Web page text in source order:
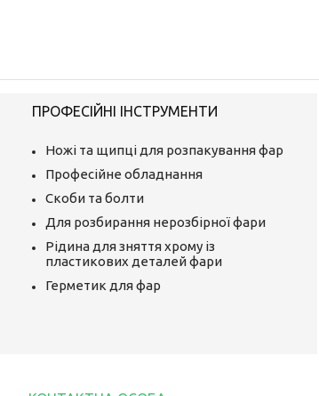
ПРОФЕСІЙНІ ІНСТРУМЕНТИ
Ножі та щипці для розпакування фар
Професійне обладнання
Скоби та болти
Для розбирання нерозбірної фари
Рідина для зняття хрому із
пластикових деталей фари
Герметик для фар